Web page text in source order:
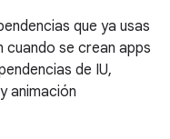
que ya usas
se crean apps
de IU,
animación